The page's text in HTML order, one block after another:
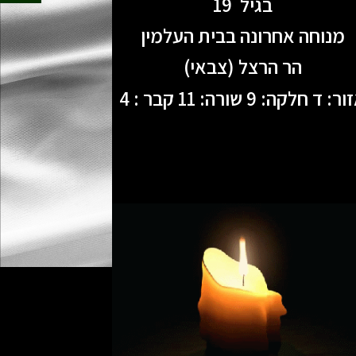
מנוחה אחרונה בבית העלמין
הר הרצל (צבאי)
ד חלקה: 9 שורה: 11 קבר : 4